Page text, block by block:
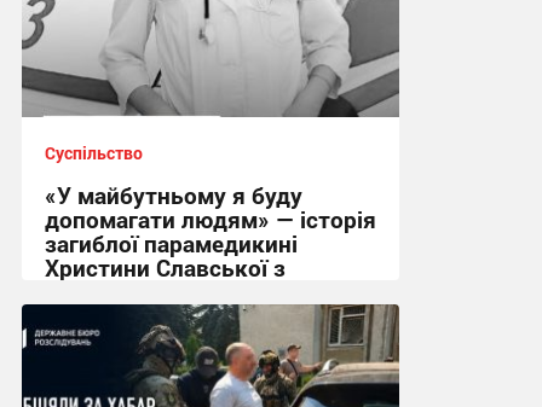
Суспільство
«У майбутньому я буду
допомагати людям» — історія
загиблої парамедикині
Христини Славської з
21:32 вчора